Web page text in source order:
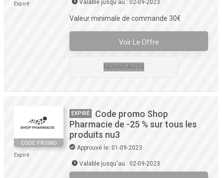
Expiré Valable jusqu'au : 02-09-2023
Valeur minimale de commande 30€
Voir Le Offre
NOUVEAU10
CODE PROMO
Expiré
EXPIRÉ
Code promo Shop
Pharmacie de -25 % sur tous les
produits nu3
Approuvé le: 01-09-2023
Valable jusqu'au : 02-09-2023